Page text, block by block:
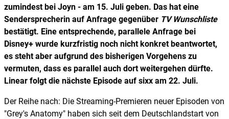
zumindest bei Joyn - am 15. Juli geben. Das hat eine
Sendersprecherin auf Anfrage gegenüber TV Wunschliste
bestätigt. Eine entsprechende, parallele Anfrage bei
Disney+ wurde kurzfristig noch nicht konkret beantwortet,
es steht aber aufgrund des bisherigen Vorgehens zu
vermuten, dass es parallel auch dort weitergehen dürfte.
Linear folgt die nächste Episode auf sixx am 22. Juli.
Der Reihe nach: Die Streaming-Premieren neuer Episoden von
"Grey's Anatomy" haben sich seit dem Deutschlandstart von